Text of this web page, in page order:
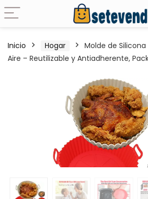
Inicio Hogar
Molde de
Aire – Reutilizable y Antiadherente,